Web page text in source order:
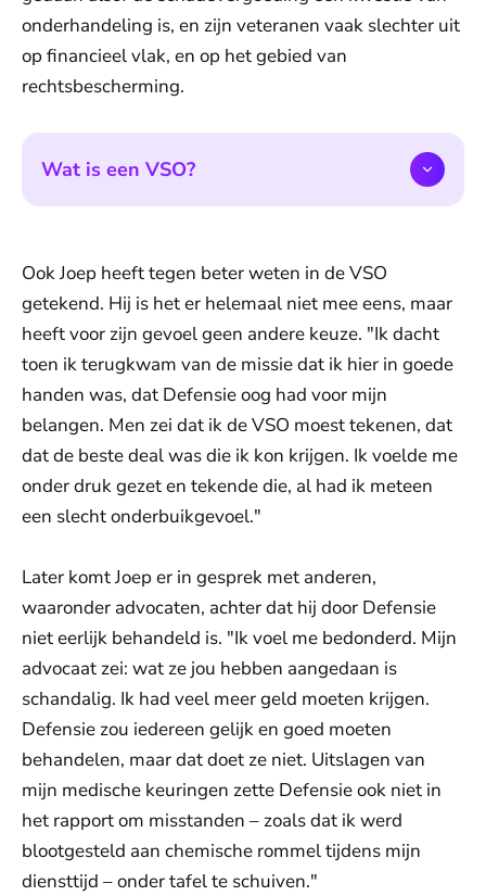
onderhandeling is, en zijn veteranen vaak slechter uit
op financieel vlak, en op het gebied van
rechtsbescherming.
Wat is een VSO?
Ook Joep heeft tegen beter weten in de VSO
getekend. Hij is het er helemaal niet mee eens, maar
heeft voor zijn gevoel geen andere keuze. "Ik dacht
toen ik terugkwam van de missie dat ik hier in goede
handen was, dat Defensie oog had voor mijn
belangen. Men zei dat ik de VSO moest tekenen, dat
dat de beste deal was die ik kon krijgen. Ik voelde me
onder druk gezet en tekende die, al had ik meteen
een slecht onderbuikgevoel."
Later komt Joep er in gesprek met anderen,
waaronder advocaten, achter dat hij door Defensie
niet eerlijk behandeld is. "Ik voel me bedonderd. Mijn
advocaat zei: wat ze jou hebben aangedaan is
schandalig. Ik had veel meer geld moeten krijgen.
Defensie zou iedereen gelijk en goed moeten
behandelen, maar dat doet ze niet. Uitslagen van
mijn medische keuringen zette Defensie ook niet in
het rapport om misstanden – zoals dat ik werd
blootgesteld aan chemische rommel tijdens mijn
diensttijd – onder tafel te schuiven."